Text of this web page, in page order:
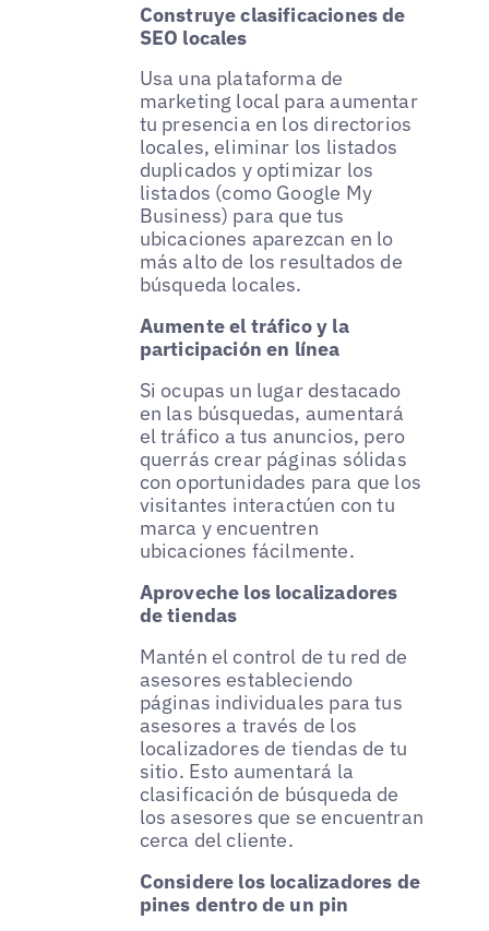
Construye clasificaciones de
SEO locales
Usa una plataforma de
marketing local para aumentar
tu presencia en los directorios
locales, eliminar los listados
duplicados y optimizar los
listados (como Google My
Business) para que tus
ubicaciones aparezcan en lo
más alto de los resultados de
búsqueda locales.
Aumente el tráfico y la
participación en línea
Si ocupas un lugar destacado
en las búsquedas, aumentará
el tráfico a tus anuncios, pero
querrás crear páginas sólidas
con oportunidades para que los
visitantes interactúen con tu
marca y encuentren
ubicaciones fácilmente.
Aproveche los localizadores
de tiendas
Mantén el control de tu red de
asesores estableciendo
páginas individuales para tus
asesores a través de los
localizadores de tiendas de tu
sitio. Esto aumentará la
clasificación de búsqueda de
los asesores que se encuentran
cerca del cliente.
Considere los localizadores de
pines dentro de un pin